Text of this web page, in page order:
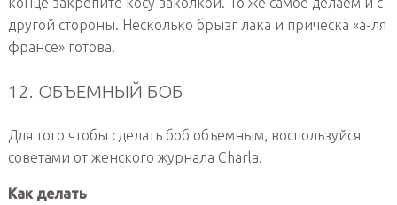
другой стороны. Несколько брызг лака и прическа «а-ля
франсе» готова!
12. ОБЪЕМНЫЙ БОБ
Для того чтобы сделать боб объемным, воспользуйся
советами от женского журнала Charla.
Как делать